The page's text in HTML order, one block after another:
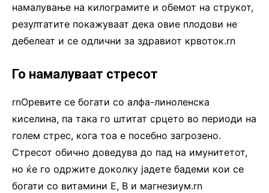
намалување на килограмите и обемот на струкот,
резултатите покажуваат дека овие плодови не
дебелеат и се одлични за здравиот крвоток.rn
Го намалуваат стресот
rnОревите се богати со алфа-линоленска
киселина, па така го штитат срцето во периоди на
голем стрес, кога тоа е посебно загрозено.
Стресот обично доведува до пад на имунитетот,
но ќе го одржите доколку јадете бадеми кои се
богати со витамини Е, В и магнезиум.rn